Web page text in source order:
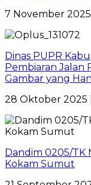
7 November
Dinas PUPR
Pembiaran Jalan
Gambar yang
28 Oktober 2025
Dandim 0205/TK
Kokam Sumut